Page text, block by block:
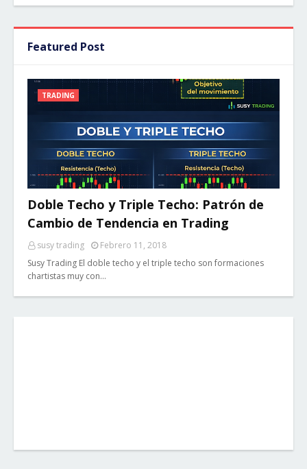
Featured Post
TRADING
Doble Techo y Triple Techo: Patrón de
Cambio de Tendencia en Trading
susy trading
Febrero 11, 2018
Susy Trading El doble techo y el triple techo son formaciones
chartistas muy con…